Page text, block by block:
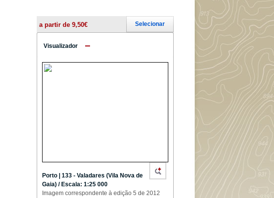
a partir de 9,50€ Selecionar
Visualizador
Porto | 133 - Valadares (Vila Nova de
Gaia) / Escala: 1:25 000
Imagem correspondente à edição 5 de 2012